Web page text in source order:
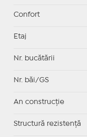
Confort
Etaj
Nr. bucătării
Nr. băi/GS
An construcție
Structură rezistență